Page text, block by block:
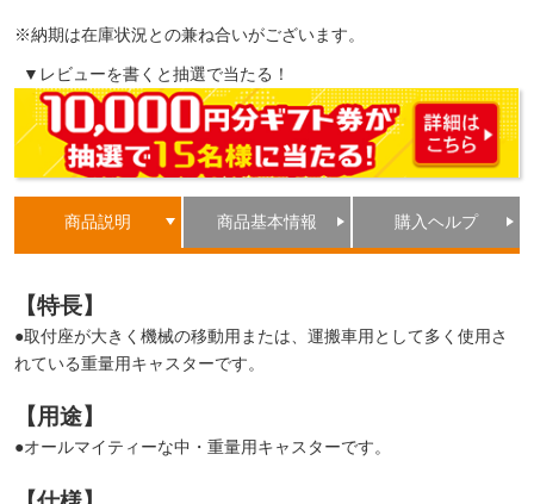
※納期は在庫状況との兼ね合いがございます。
▼レビューを書くと抽選で当たる！
商品説明 商品基本情報 購入ヘルプ
【特長】
●取付座が大きく機械の移動用または、運搬車用として多く使用さ
れている重量用キャスターです。
【用途】
●オールマイティーな中・重量用キャスターです。